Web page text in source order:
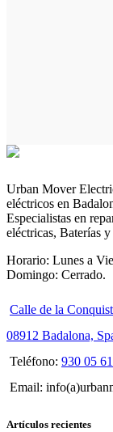
Urban Mover
eléctricos en
Especialistas en
eléctricas, Baterías
Horario: Lunes a
Domingo: Cerrado.
Calle de la
08912 Badalona,
Teléfono: 930 05
Email:
Artículos recientes